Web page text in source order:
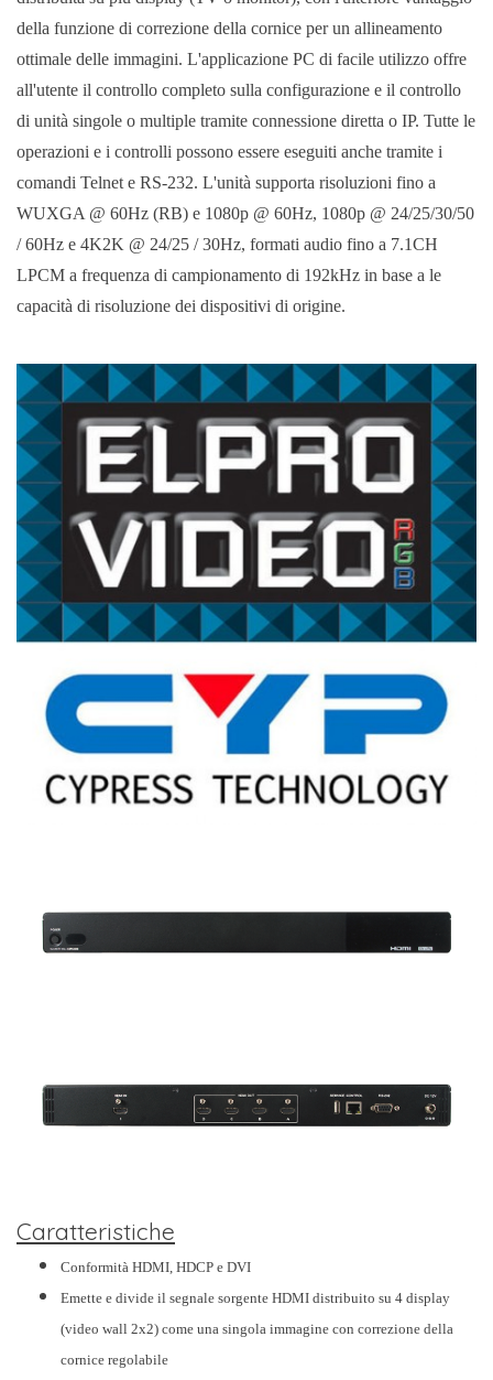
della funzione di correzione della cornice per un allineamento
ottimale delle immagini. L'applicazione PC di facile utilizzo offre
all'utente il controllo completo sulla configurazione e il controllo
di unità singole o multiple tramite connessione diretta o IP. Tutte le
operazioni e i controlli possono essere eseguiti anche tramite i
comandi Telnet e RS-232. L'unità supporta risoluzioni fino a
WUXGA @ 60Hz (RB) e 1080p @ 60Hz, 1080p @ 24/25/30/50
/ 60Hz e 4K2K @ 24/25 / 30Hz, formati audio fino a 7.1CH
LPCM a frequenza di campionamento di 192kHz in base a le
capacità di risoluzione dei dispositivi di origine.
Caratteristiche
Conformità HDMI, HDCP e DVI
Emette e divide il segnale sorgente HDMI distribuito su 4 display
(video wall 2x2) come una singola immagine con correzione della
cornice regolabile